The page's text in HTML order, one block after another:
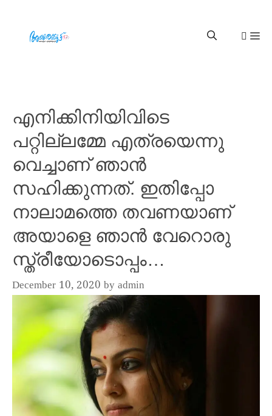
എനിക്കിനിയിവിടെ
പറ്റില്ലമ്മേ എത്രയെന്നു
വെച്ചാണ് ഞാൻ
സഹിക്കുന്നത്. ഇതിപ്പോ
നാലാമത്തെ തവണയാണ്
അയാളെ ഞാൻ വേറൊരു
സ്ത്രീയോടൊപ്പം…
December 10, 2020 by admin